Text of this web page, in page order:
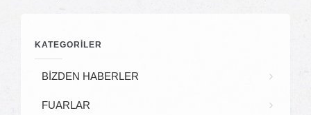
Gönderi
Navigasyonu
KATEGORİLER
BİZDEN HABERLER
FUARLAR